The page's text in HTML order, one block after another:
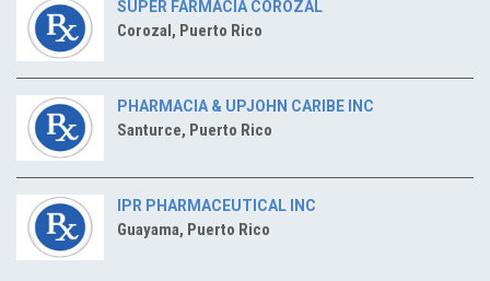
SUPER FARMACIA COROZAL
Corozal, Puerto Rico
PHARMACIA & UPJOHN CARIBE INC
Santurce, Puerto Rico
IPR PHARMACEUTICAL INC
Guayama, Puerto Rico